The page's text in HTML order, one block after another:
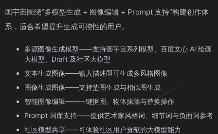
画宇宙围绕“多模型生成 + 图像编辑 + Prompt 支持”构建创作体
系，适合希望提升生成可控性的用户。
多源图像生成模型——支持画宇宙系列模型、百度文心 AI 绘画
大模型、Draft 及社区大模型
文本生成图像——输入描述即可生成多风格图像
图像生成图像——支持垫图生成与相似图生成
智能图像编辑——一键抠图、物体抹除与替换操作
Prompt 词库支持——提供艺术家风格词、细节词与负面词参考
社区模型共享——可体验社区用户贡献的大模型能力